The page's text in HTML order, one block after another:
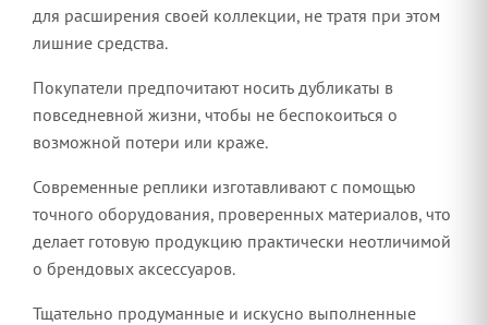
для расширения своей коллекции, не тратя при этом
лишние средства.
Покупатели предпочитают носить дубликаты в
повседневной жизни, чтобы не беспокоиться о
возможной потери или краже.
Современные реплики изготавливают с помощью
точного оборудования, проверенных материалов, что
делает готовую продукцию практически неотличимой
о брендовых аксессуаров.
Тщательно продуманные и искусно выполненные